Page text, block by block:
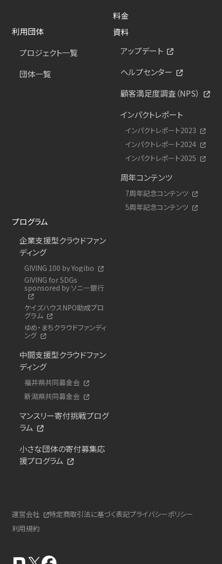
料金
利用団体
プロジェクト一覧
団体一覧
資料
アップデート
ヘルプセンター
顧客満足度調査（NPS）
インパクトレポート
インパクトレポート2023
インパクトレポート2024
インパクトレポート2025
周年コンテンツ
7周年記念コンテンツ
5周年記念コンテンツ
プログラム
企業支援型クラウドファン
ディング
GIVING 100 by Yogibo
GIVING for SDGs
sponsored by ソニー銀行
ケイズハウスNPO助成プロ
グラム
ゆめ・まちクラウドファンディ
ング
中間支援型クラウドファン
ディング
福井県共同募金会
新潟県共同募金会
マンスリー寄付挑戦プログ
ラム
小さな団体の寄付募集応
援プログラム
運営会社 特定商取引法に基づく表記プライバシーポリシー
利用規約